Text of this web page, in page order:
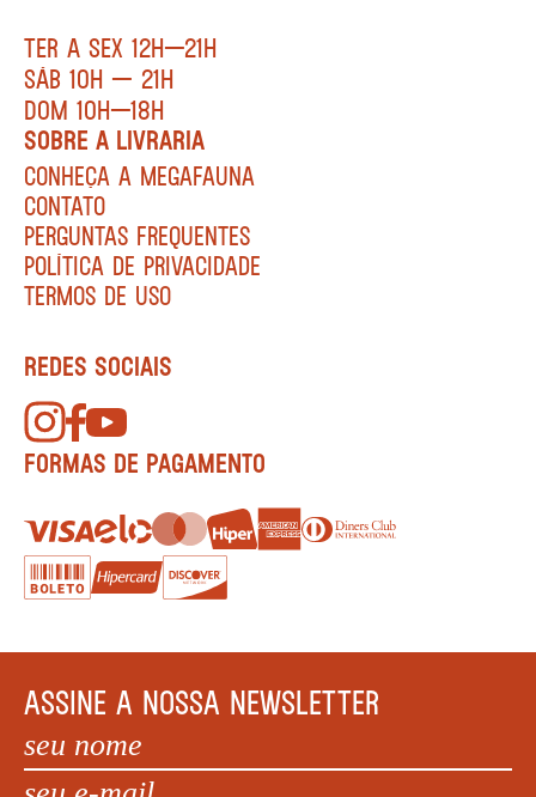
TER A SEX 12H—21H
SÁB 10H — 21H
DOM 10H—18H
SOBRE A LIVRARIA
CONHEÇA A MEGAFAUNA
CONTATO
PERGUNTAS FREQUENTES
POLÍTICA DE PRIVACIDADE
TERMOS DE USO
REDES SOCIAIS
FORMAS DE PAGAMENTO
ASSINE A NOSSA NEWSLETTER